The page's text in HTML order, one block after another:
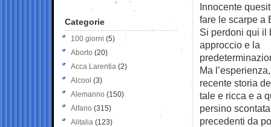
Innocente
fare le scarpe a
Si perdoni qui il
approccio e la
Ma
recente storia
tale e ricca e a
persino
precedenti da
Categorie
100 giorni (5)
Aborto (20)
Acca Larentia (2)
Alcool (3)
Alemanno (150)
Alfano (315)
Alitalia (123)